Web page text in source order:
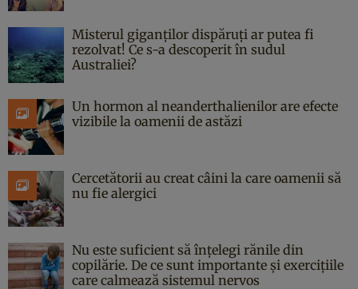
Misterul giganților dispăruți ar putea fi
rezolvat! Ce s-a descoperit în sudul
Australiei?
Un hormon al neanderthalienilor are efecte
vizibile la oamenii de astăzi
Cercetătorii au creat câini la care oamenii să
nu fie alergici
Nu este suficient să înțelegi rănile din
copilărie. De ce sunt importante și exercițiile
care calmează sistemul nervos